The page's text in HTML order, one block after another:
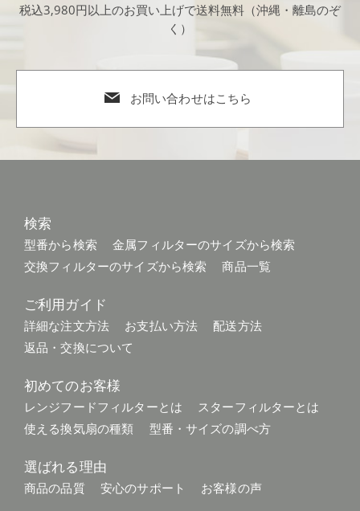
税込3,980円以上のお買い上げで送料無料（沖縄・離島のぞ
く）
お問い合わせはこちら
検索
型番から検索
金属フィルターのサイズから検索
交換フィルターのサイズから検索
商品一覧
ご利用ガイド
詳細な注文方法 お支払い方法
配送方法
返品・交換について
初めてのお客様
レンジフードフィルターとは
スターフィルターとは
使える換気扇の種類
型番・サイズの調べ方
選ばれる理由
商品の品質 安心のサポート お客様の声